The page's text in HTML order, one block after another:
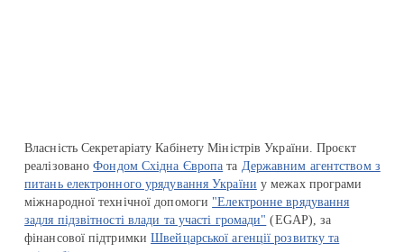
Власність Секретаріату Кабінету Міністрів України. Проєкт
реалізованоФондом Східна Європа та Державним агентством з
питань електронного урядування України у межах програми
міжнародної технічної допомоги "Електронне врядування
задля підзвітності влади та участі громади" (EGAP), за
фінансової підтримкиШвейцарської агенції розвитку та